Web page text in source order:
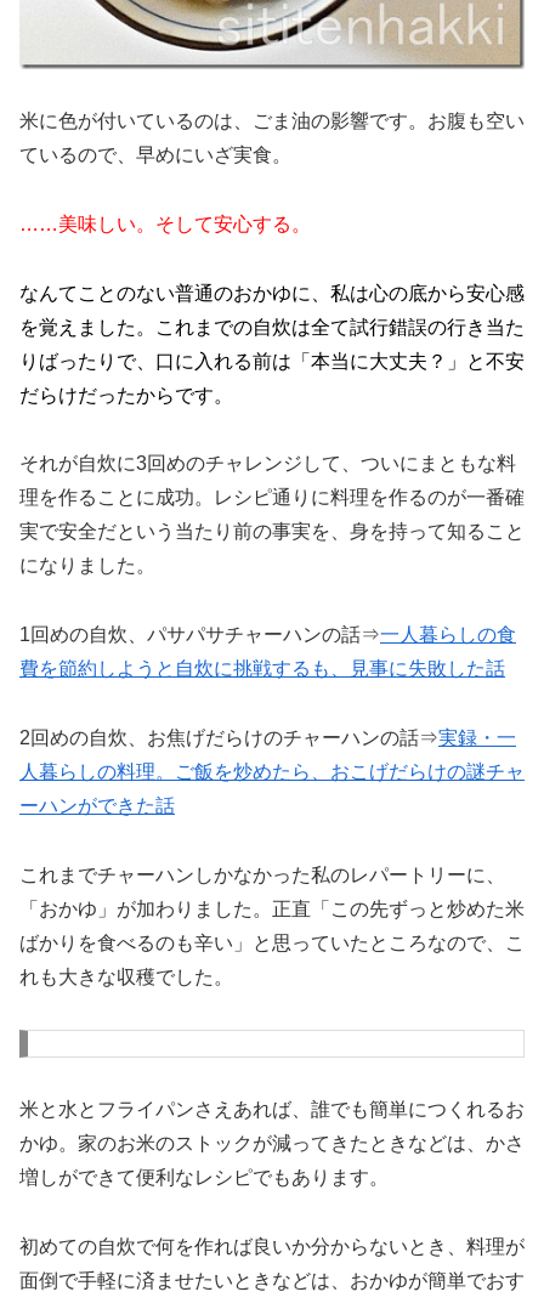
米に色が付いているのは、ごま油の影響です。お腹も空い
ているので、早めにいざ実食。
……美味しい。そして安心する。
なんてことのない普通のおかゆに、私は心の底から安心感
を覚えました。これまでの自炊は全て試行錯誤の行き当た
りばったりで、口に入れる前は「本当に大丈夫？」と不安
だらけだったからです。
それが自炊に3回めのチャレンジして、ついにまともな料
理を作ることに成功。レシピ通りに料理を作るのが一番確
実で安全だという当たり前の事実を、身を持って知ること
になりました。
1回めの自炊、パサパサチャーハンの話⇒一人暮らしの食
費を節約しようと自炊に挑戦するも、見事に失敗した話
2回めの自炊、お焦げだらけのチャーハンの話⇒実録・一
人暮らしの料理。ご飯を炒めたら、おこげだらけの謎チャ
ーハンができた話
これまでチャーハンしかなかった私のレパートリーに、
「おかゆ」が加わりました。正直「この先ずっと炒めた米
ばかりを食べるのも辛い」と思っていたところなので、こ
れも大きな収穫でした。
米と水とフライパンさえあれば、誰でも簡単につくれるお
かゆ。家のお米のストックが減ってきたときなどは、かさ
増しができて便利なレシピでもあります。
初めての自炊で何を作れば良いか分からないとき、料理が
面倒で手軽に済ませたいときなどは、おかゆが簡単でおす